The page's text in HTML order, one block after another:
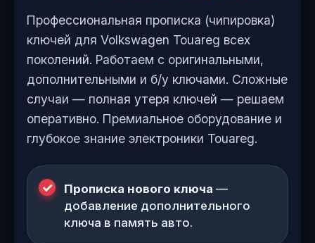
Профессиональная прописка (чипировка)
ключей для Volkswagen Touareg всех
поколений. Работаем с оригинальными,
дополнительными и б/у ключами. Сложные
случаи — полная утеря ключей — решаем
оперативно. Премиальное оборудование и
глубокое знание электроники Touareg.
Прописка нового ключа —
добавление дополнительного
ключа в память авто.